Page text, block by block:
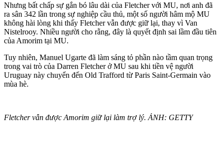
Nhưng bất chấp sự gắn bó lâu dài của Fletcher với MU, nơi anh đã
ra sân 342 lần trong sự nghiệp cầu thủ, một số người hâm mộ MU
không hài lòng khi thấy Fletcher vẫn được giữ lại, thay vì Van
Nistelrooy. Nhiều người cho rằng, đây là quyết định sai lầm đầu tiên
của Amorim tại MU.
Tuy nhiên, Manuel Ugarte đã làm sáng tỏ phần nào tầm quan trọng
trong vai trò của Darren Fletcher ở MU sau khi tiền vệ người
Uruguay này chuyển đến Old Trafford từ Paris Saint-Germain vào
mùa hè.
Fletcher vẫn được Amorim giữ lại làm trợ lý. ẢNH: GETTY